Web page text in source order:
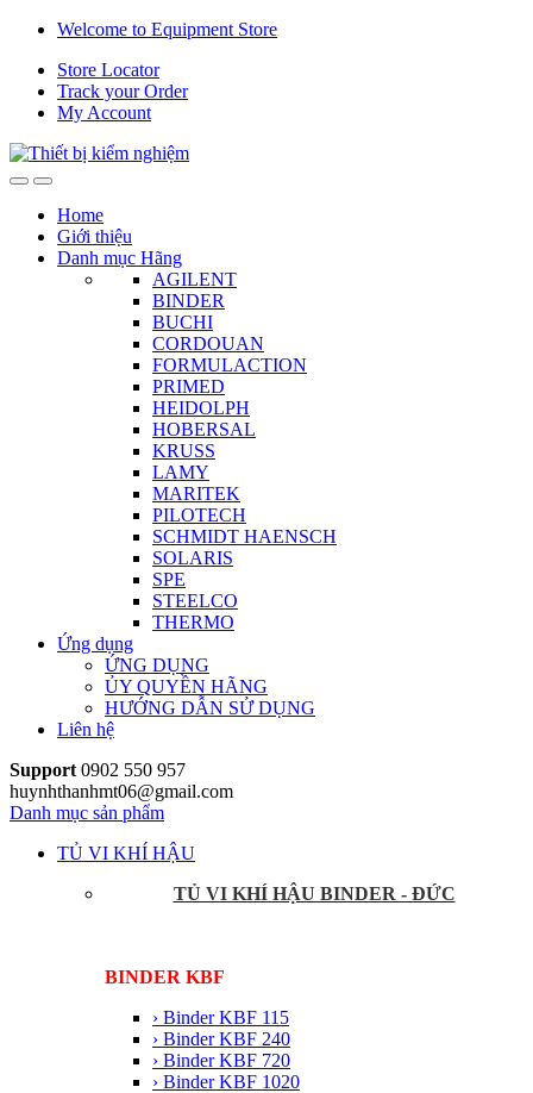
Skip
navigation
Skip
content
Welcome to Equipment Store
Store Locator
Track your Order
My Account
Home
Giới thiệu
Danh mục Hãng
AGILENT
BINDER
BUCHI
CORDOUAN
FORMULACTION
PRIMED
HEIDOLPH
HOBERSAL
KRUSS
LAMY
MARITEK
PILOTECH
SCHMIDT HAENSCH
SOLARIS
SPE
STEELCO
THERMO
Ứng dụng
ỨNG DỤNG
ỦY QUYỀN HÃNG
HƯỚNG DẪN SỬ DỤNG
Liên hệ
Support 0902 550 957
huynhthanhmt06@gmail.com
Danh mục sản phẩm
TỦ VI KHÍ HẬU
TỦ VI KHÍ HẬU BINDER - ĐỨC
BINDER KBF
› Binder KBF 115
› Binder KBF 240
› Binder KBF 720
› Binder KBF 1020